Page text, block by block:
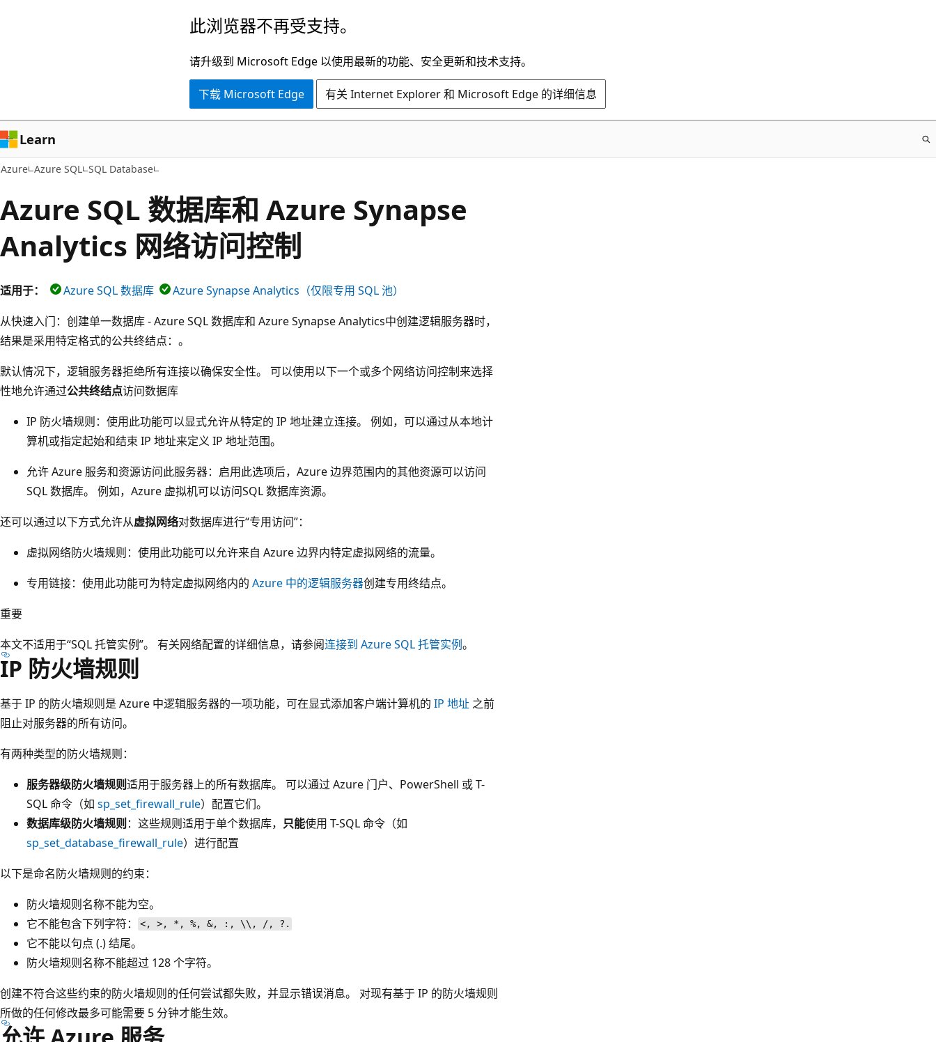
容
此浏览器不再受支持。
请升级到 Microsoft Edge 以使用最新的功能、安全更新和技术支持。
下载 Microsoft Edge 有关 Internet Explorer 和 Microsoft Edge 的详细信息
Learn
Azure Azure SQL SQL Database
Azure SQL 数据库和 Azure Synapse
Analytics 网络访问控制
适用于： Azure SQL 数据库
Azure Synapse Analytics（仅限专用 SQL 池）
从快速入门：创建单一数据库 - Azure SQL 数据库和 Azure Synapse Analytics中创建逻辑服务器时，
结果是采用特定格式的公共终结点： 。
默认情况下，逻辑服务器拒绝所有连接以确保安全性。 可以使用以下一个或多个网络访问控制来选择
性地允许通过公共终结点访问数据库
IP 防火墙规则： 使用此功能可以显式允许从特定的 IP 地址建立连接。 例如，可以通过从本地计
算机或指定起始和结束 IP 地址来定义 IP 地址范围。
允许 Azure 服务和资源访问此服务器： 启用此选项后，Azure 边界范围内的其他资源可以访问
SQL 数据库。 例如，Azure 虚拟机可以访问SQL 数据库资源。
还可以通过以下方式允许从虚拟网络对数据库进行“专用访问”：
虚拟网络防火墙规则： 使用此功能可以允许来自 Azure 边界内特定虚拟网络的流量。
专用链接： 使用此功能可为特定虚拟网络内的 Azure 中的逻辑服务器创建专用终结点。
重要
本文不适用于“SQL 托管实例”。 有关网络配置的详细信息，请参阅连接到 Azure SQL 托管实例。
IP 防火墙规则
基于 IP 的防火墙规则是 Azure 中逻辑服务器的一项功能，可在显式添加客户端计算机的 IP 地址 之前
阻止对服务器的所有访问。
有两种类型的防火墙规则：
服务器级防火墙规则适用于服务器上的所有数据库。 可以通过 Azure 门户、PowerShell 或 T-
SQL 命令（如 sp_set_firewall_rule）配置它们。
数据库级防火墙规则：这些规则适用于单个数据库， 只能使用 T-SQL 命令（如
sp_set_database_firewall_rule）进行配置
以下是命名防火墙规则的约束：
防火墙规则名称不能为空。
它不能包含下列字符：
<, >, *, %, &, :, \\, /, ?.
它不能以句点 (.) 结尾。
防火墙规则名称不能超过 128 个字符。
创建不符合这些约束的防火墙规则的任何尝试都失败，并显示错误消息。 对现有基于 IP 的防火墙规则
所做的任何修改最多可能需要 5 分钟才能生效。